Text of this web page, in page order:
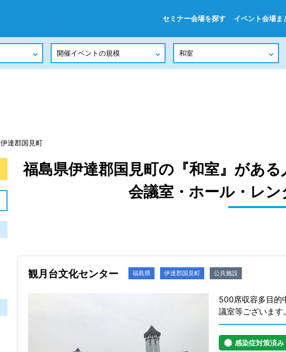
セミナー会場を探す イベント会場ま
伊達郡国見町
福島県伊達郡国見町の『和室』があ
会議室・ホール・レン
観月台文化センター 福島県 伊達郡国見町 公共施設
500席収容多目的
議室等ございます。
感染症対策済み